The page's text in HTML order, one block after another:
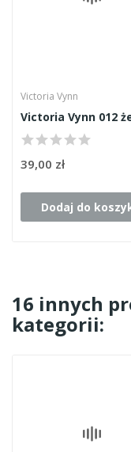
Victoria Vynn
39,00 zł
Dodaj do
16 innych
kategorii: